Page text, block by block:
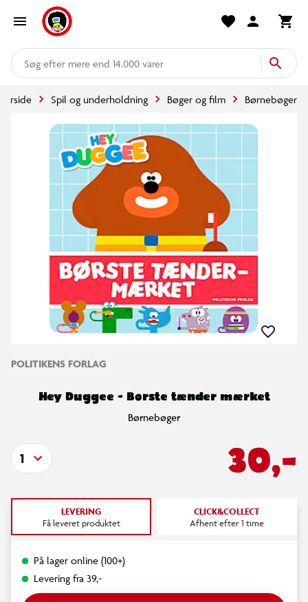
mere end 14.000 varer
Forside Spil og underholdning Bøger og film Børnebøger
POLITIKENS FORLAG
Hey Duggee - Børste tænder mærket
Børnebøger
30,-
1
LEVERING
Få leveret produktet
CLICK&COLLECT
Afhent efter 1 time
På lager online (100+)
Levering fra 39,-